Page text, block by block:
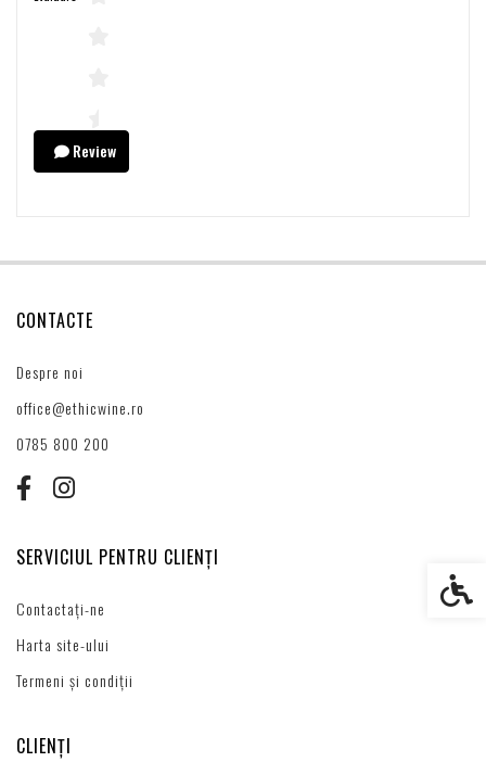
Review
CONTACTE
Despre noi
office@ethicwine.ro
0785 800 200
SERVICIUL PENTRU CLIENȚI
Contactați-ne
Harta site-ului
Termeni și condiții
CLIENȚI
Setări